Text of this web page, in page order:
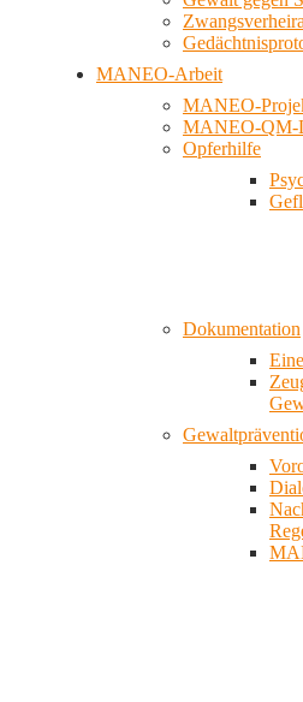
MANEO-Arbeit
MANEO-
MANEO-QM-
Opferhilfe
Dokumentation